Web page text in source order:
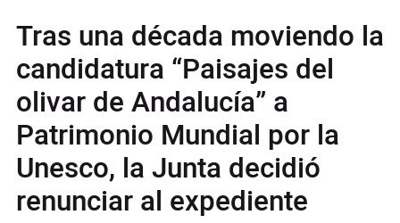
Tras una década moviendo la
candidatura “Paisajes del
olivar de Andalucía” a
Patrimonio Mundial por la
Unesco, la Junta decidió
renunciar al expediente